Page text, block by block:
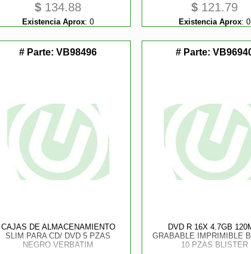
$ 134.88
Existencia Aprox: 0
$ 121.79
Existencia Aprox: 0
# Parte:VB98496
CAJAS DE ALMACENAMIENTO
SLIM PARA CD/ DVD 5 PZAS
NEGRO VERBATIM
# Parte:
DVD R 16X 4.7GB
GRABABLE IMPRIMIBLE
10 PZAS BLISTER